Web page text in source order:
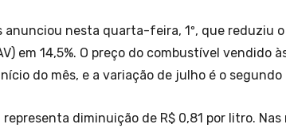
anunciou nesta quarta-feira, 1º, que reduziu
em 14,5%. O preço do combustível vendido
do mês, e a variação de julho é o
diminuição de R$ 0,81 por litro.